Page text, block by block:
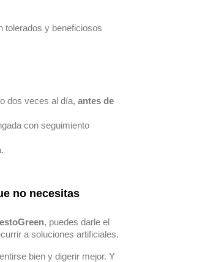
tolerados y beneficiosos
dos veces al día, antes de
con seguimiento
no necesitas
, puedes darle el
a soluciones artificiales.
bien y digerir mejor. Y